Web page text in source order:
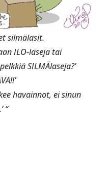
silmälasit.
ILO-laseja tai
SILMÄlaseja?’
havainnot, ei sinun
“